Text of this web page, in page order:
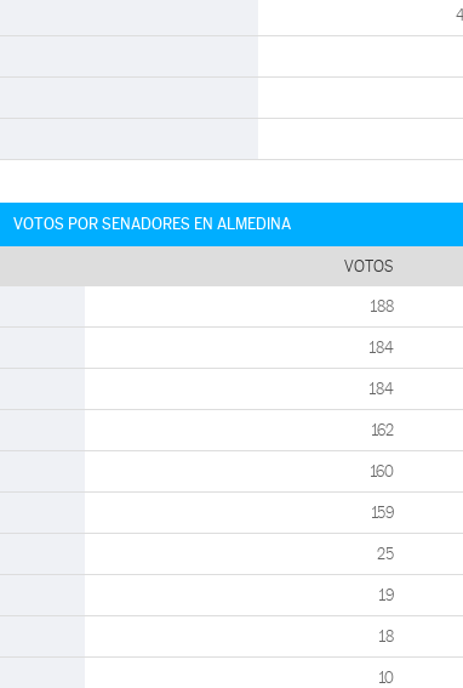
VOTOS POR SENADORES EN ALMEDINA
VOTOS
188
184
184
162
160
159
25
19
18
10